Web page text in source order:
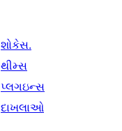
શોકેસ.
થીમ્સ
પ્લગઇન્સ
દાખલાઓ